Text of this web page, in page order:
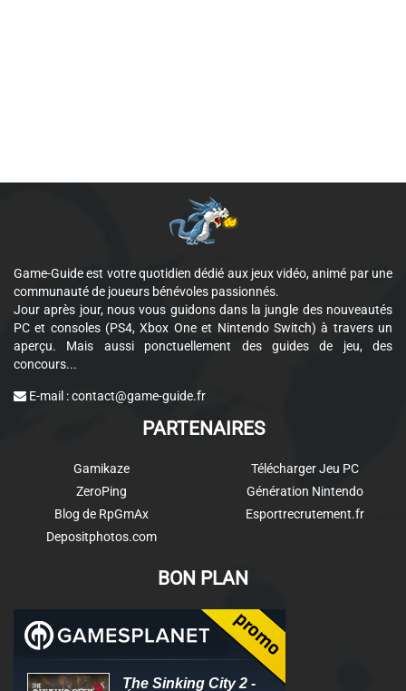
Game-Guide est votre quotidien dédié aux jeux vidéo, animé par une
communauté de joueurs bénévoles passionnés.
Jour après jour, nous vous guidons dans la jungle des nouveautés
PC et consoles (PS4, Xbox One et Nintendo Switch) à travers un
aperçu. Mais aussi ponctuellement des guides de jeu, des
concours...
E-mail :contact@game-guide.fr
PARTENAIRES
Gamikaze
ZeroPing
Blog de RpGmAx
Depositphotos.com
Télécharger Jeu PC
Génération Nintendo
Esportrecrutement.fr
BON PLAN